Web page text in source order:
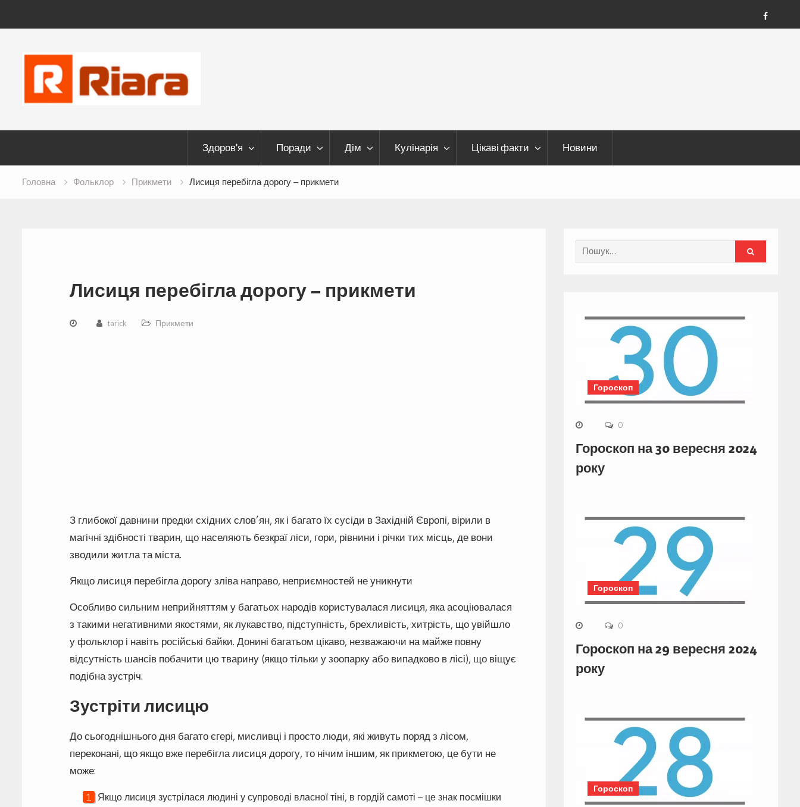
FB
content
Здоров’я Поради Дім Кулінарія Цікаві факти Новини
Головна Фольклор Прикмети Лисиця перебігла дорогу – прикмети
Лисиця перебігла дорогу – прикмети
tarick Прикмети
З глибокої давнини предки східних слов’ян, як і багато їх сусіди в Західній Європі, вірили в
магічні здібності тварин, що населяють безкраї ліси, гори, рівнини і річки тих місць, де вони
зводили житла та міста.
Якщо лисиця перебігла дорогу зліва направо, неприємностей не уникнути
Особливо сильним неприйняттям у багатьох народів користувалася лисиця, яка асоціювалася
з такими негативними якостями, як лукавство, підступність, брехливість, хитрість, що увійшло
у фольклор і навіть російські байки. Донині багатьом цікаво, незважаючи на майже повну
відсутність шансів побачити цю тварину (якщо тільки у зоопарку або випадково в лісі), що віщує
подібна зустріч.
Зустріти лисицю
До сьогоднішнього дня багато єгері, мисливці і просто люди, які живуть поряд з лісом,
переконані, що якщо вже перебігла лисиця дорогу, то нічим іншим, як прикметою, це бути не
може:
Якщо лисиця зустрілася людині у супроводі власної тіні, в гордій самоті – це знак посмішки
Search
for:
Гороскоп
0
Гороскоп на 30 вересня 2024
року
Гороскоп
0
Гороскоп на 29 вересня 2024
року
Гороскоп